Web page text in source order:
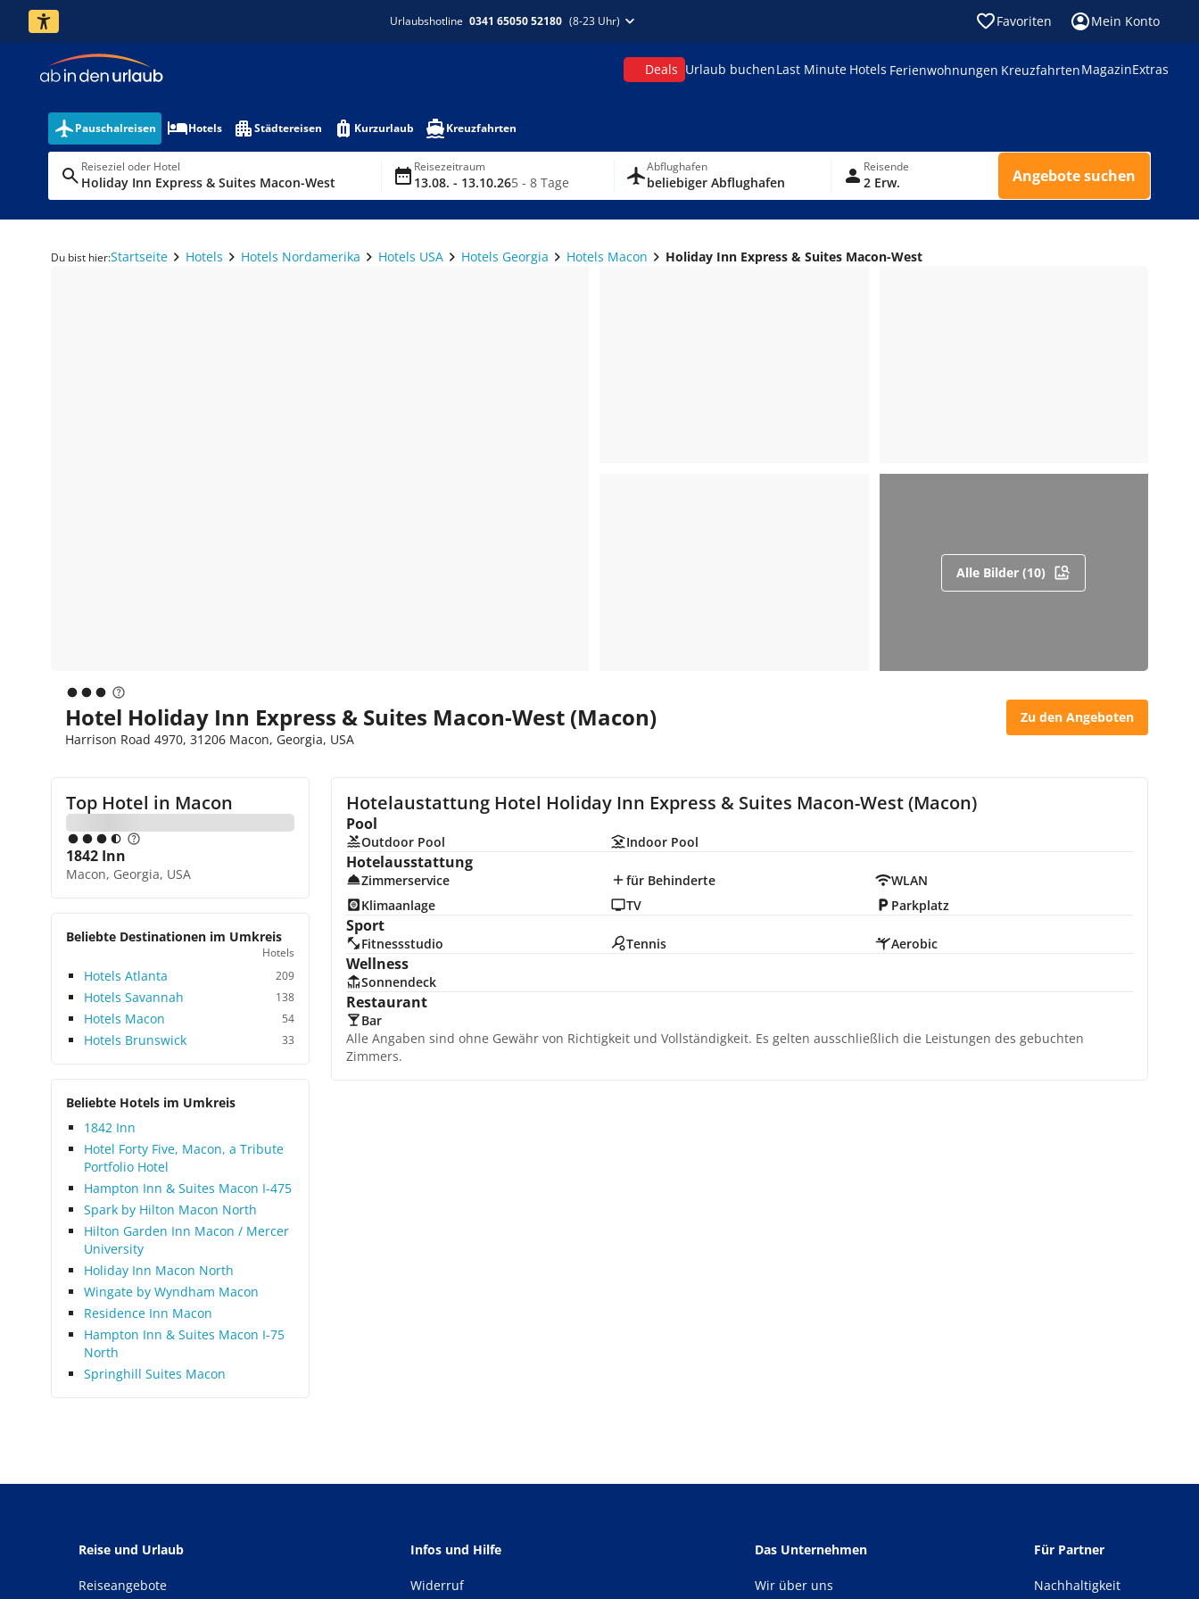
Urlaubshotline 0341 65050 52180 (8-23 Uhr) Favoriten Mein Konto
Deals Urlaub buchenLast Minute Hotels Ferienwohnungen KreuzfahrtenMagazinExtras
Pauschalreisen Hotels Städtereisen Kurzurlaub Kreuzfahrten
Reiseziel oder Hotel
Holiday Inn Express & Suites Macon-West
Reisezeitraum
13.08. - 13.10.265 - 8 Tage
Abflughafen
beliebiger Abflughafen
Reisende
2 Erw. Angebote suchen
Du bist hier:Startseite Hotels Hotels Nordamerika Hotels USA Hotels Georgia Hotels Macon Holiday Inn Express & Suites Macon-West
Alle Bilder (10)
Hotel Holiday Inn Express & Suites Macon-West (Macon)
Harrison Road 4970, 31206 Macon, Georgia, USA
Zu den Angeboten
Top Hotel in Macon
1842 Inn
Macon, Georgia, USA
Beliebte Destinationen im Umkreis
Hotels
Hotels Atlanta 209
Hotels Savannah 138
Hotels Macon 54
Hotels Brunswick 33
Beliebte Hotels im Umkreis
1842 Inn
Hotel Forty Five, Macon, a Tribute
Portfolio Hotel
Hampton Inn & Suites Macon I-475
Spark by Hilton Macon North
Hilton Garden Inn Macon / Mercer
University
Holiday Inn Macon North
Wingate by Wyndham Macon
Residence Inn Macon
Hampton Inn & Suites Macon I-75
North
Springhill Suites Macon
Hotelaustattung Hotel Holiday Inn Express & Suites Macon-West (Macon)
Pool
Outdoor Pool Indoor Pool
Hotelausstattung
Zimmerservice für Behinderte
WLAN
Klimaanlage
TV Parkplatz
Sport
Fitnessstudio Tennis Aerobic
Wellness
Sonnendeck
Restaurant
Bar
Alle Angaben sind ohne Gewähr von Richtigkeit und Vollständigkeit. Es gelten ausschließlich die Leistungen des gebuchten
Zimmers.
Reise und Urlaub
Reiseangebote
Infos und Hilfe
Widerruf
Das Unternehmen
Wir über uns
Für Partner
Nachhaltigkeit